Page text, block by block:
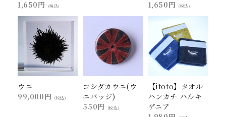
1,650円
(税込)
1,650円
(税込)
ウニ
99,000円
(税込)
コシダカウニ(ウ
ニバッジ)
550円
(税込)
【itoto】タオル
ハンカチ ハルキ
ゲニア